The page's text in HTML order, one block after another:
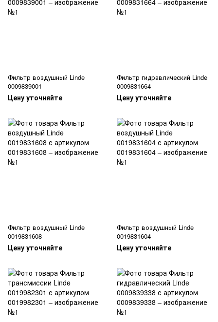
Фильтр воздушный Linde
0009839001
Цену уточняйте
Фильтр гидравлический Linde
0009831664
Цену уточняйте
Фильтр воздушный Linde
0019831608
Цену уточняйте
Фильтр воздушный Linde
0019831604
Цену уточняйте